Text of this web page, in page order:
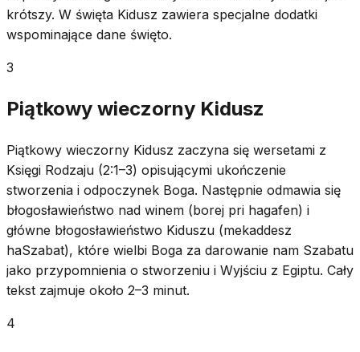
krótszy. W święta Kidusz zawiera specjalne dodatki
wspominające dane święto.
3
Piątkowy wieczorny Kidusz
Piątkowy wieczorny Kidusz zaczyna się wersetami z
Księgi Rodzaju (2:1–3) opisującymi ukończenie
stworzenia i odpoczynek Boga. Następnie odmawia się
błogosławieństwo nad winem (borej pri hagafen) i
główne błogosławieństwo Kiduszu (mekaddesz
haSzabat), które wielbi Boga za darowanie nam Szabatu
jako przypomnienia o stworzeniu i Wyjściu z Egiptu. Cały
tekst zajmuje około 2–3 minut.
4